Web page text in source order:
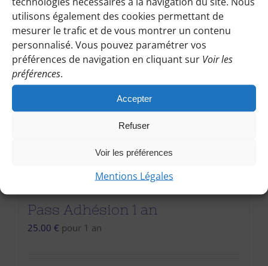
utilisons également des cookies permettant de
mesurer le trafic et de vous montrer un contenu
personnalisé. Vous pouvez paramétrer vos
préférences de navigation en cliquant sur Voir les
préférences.
Accepter
Refuser
Voir les préférences
Mentions Légales
Pass Adhésion 1 an
25.00 € pour 1 an